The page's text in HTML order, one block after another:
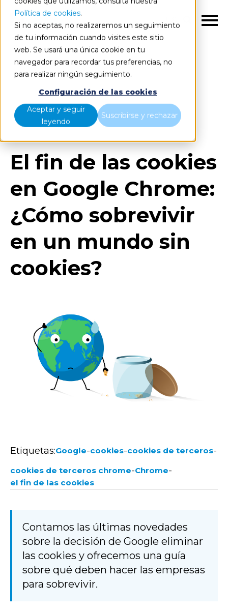
Política de cookies.
Si no aceptas, no realizaremos un seguimiento
de tu información cuando visites este sitio
web. Se usará una única cookie en tu
navegador para recordar tus preferencias, no
para realizar ningún seguimiento.
Configuración de las cookies
Aceptar y seguir
leyendo
Suscribirse y rechazar
ES
El fin de las cookies en Google Chrome: ¿Cómo
sobrevivir en un mundo sin cookies?
El fin de las cookies
en Google Chrome:
¿Cómo sobrevivir
en un mundo sin
cookies?
Etiquetas:Google-cookies-cookies de terceros-
cookies de terceros chrome-Chrome-
el fin de las cookies
Contamos las últimas novedades
sobre la decisión de Google eliminar
las cookies y ofrecemos una guía
sobre qué deben hacer las empresas
para sobrevivir.